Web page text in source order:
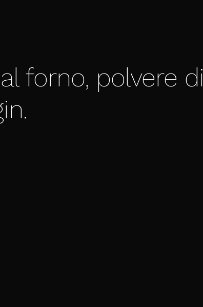
forno, polvere di